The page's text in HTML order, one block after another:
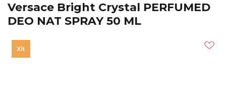
Versace Bright Crystal PERFUMED
DEO NAT SPRAY 50 ML